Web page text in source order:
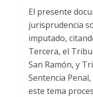
El presente
jurisprudencia
imputado,
Tercera, el
San Ramón, y
Sentencia
este tema